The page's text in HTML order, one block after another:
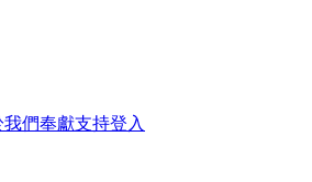
們奉獻支持登入